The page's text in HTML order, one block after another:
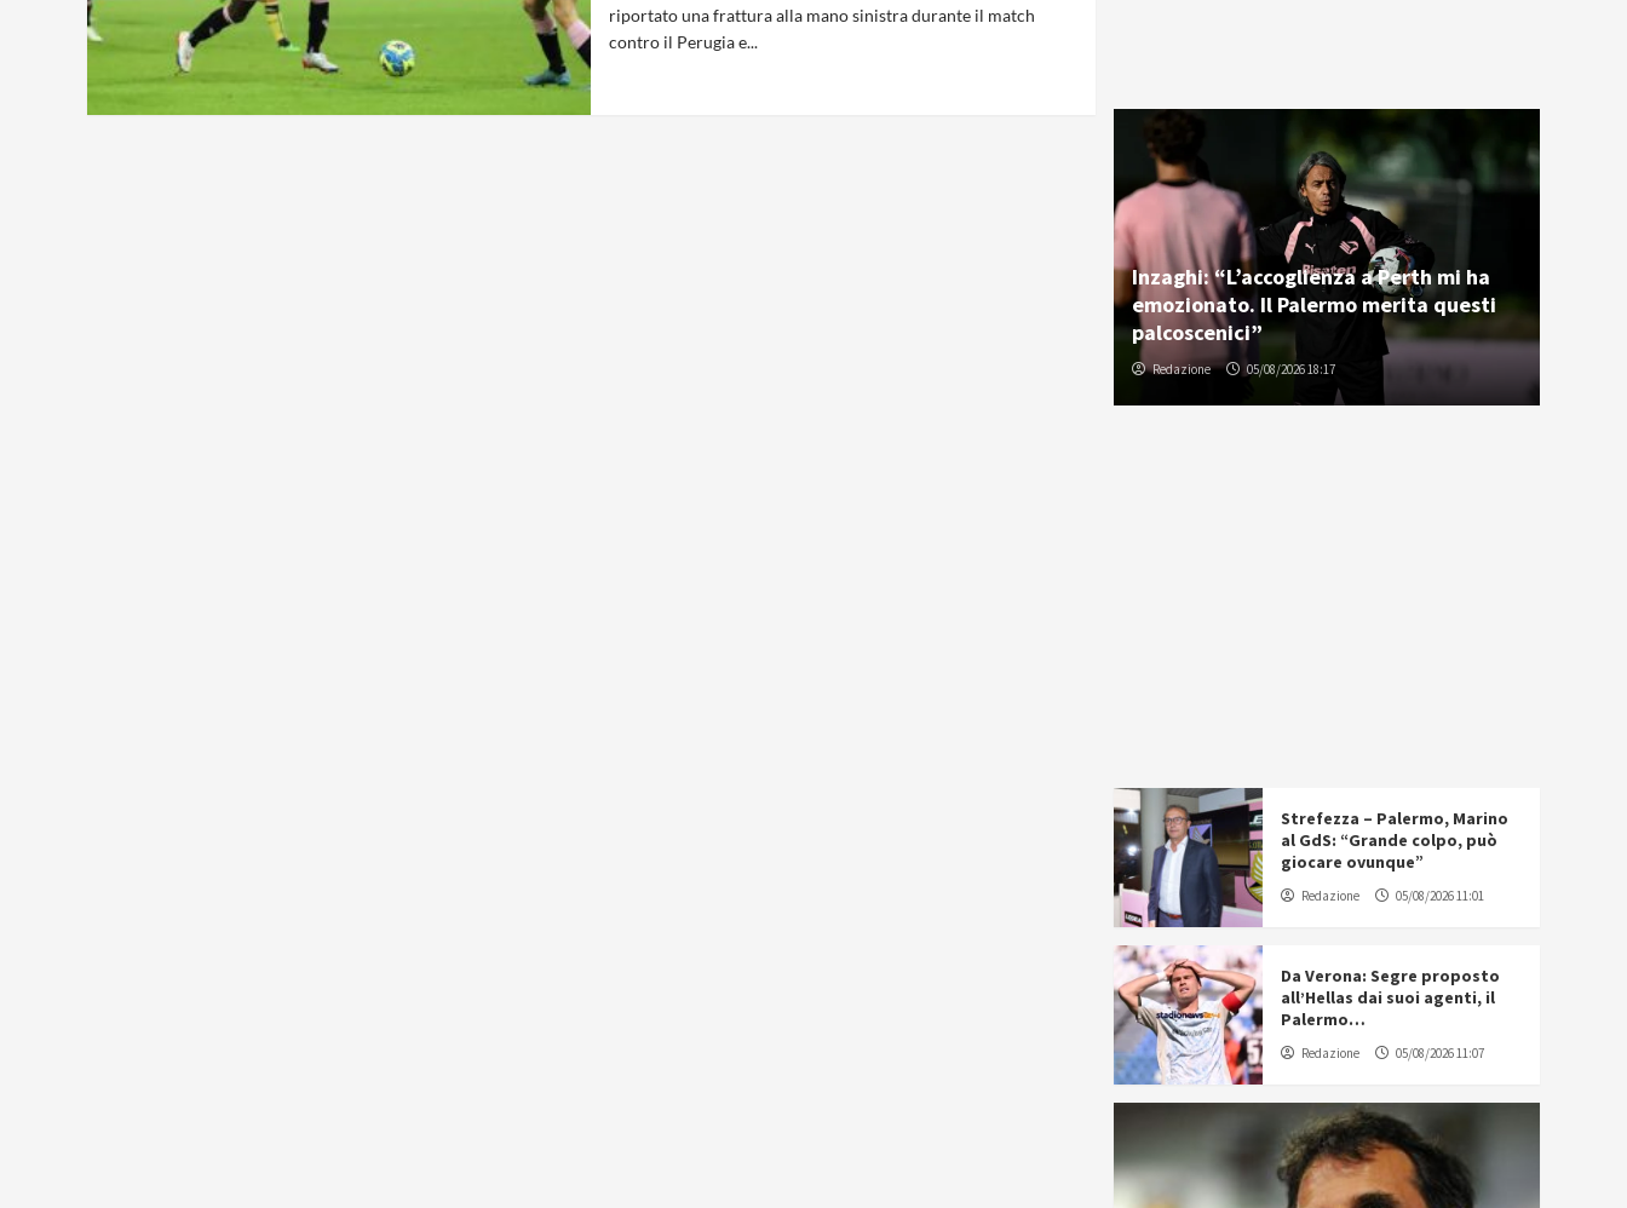
riportato una frattura alla mano sinistra durante il match
contro il Perugia e...
Inzaghi: “L’accoglienza a Perth mi ha
emozionato. Il Palermo merita questi
palcoscenici”
Redazione 05/08/2026 18:17
Strefezza – Palermo, Marino
al GdS: “Grande colpo, può
giocare ovunque”
Redazione 05/08/2026 11:01
Da Verona: Segre proposto
all’Hellas dai suoi agenti, il
Palermo…
Redazione 05/08/2026 11:07